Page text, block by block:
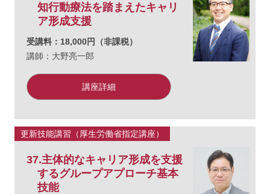
知行動療法を踏まえたキャリ
ア形成支援
受講料：18,000円（非課税）
講師：大野亮一郎
講座詳細
更新技能講習（厚生労働省指定講座）
37.主体的なキャリア形成を支援
するグループアプローチ基本
技能